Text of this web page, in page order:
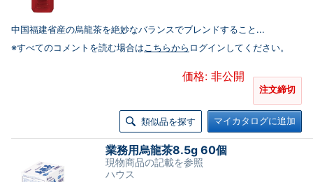
中国福建省産の烏龍茶を絶妙なバランスでブレンドすること...
※すべてのコメントを読む場合はこちらから ログインしてください。
価格: 非公開
注文締切
類似品を探す マイカタログに追加
業務用烏龍茶8.5g 60個
現物商品の記載を参照
ハウス